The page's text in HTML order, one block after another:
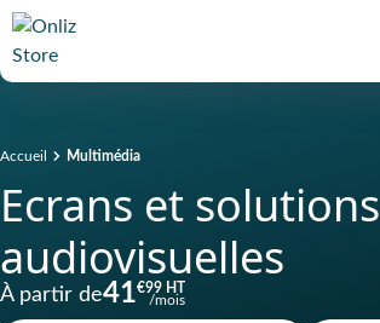
Accueil Multimédia
Ecrans et solutions
audiovisuelles
À partir de41€99 HT
/mois